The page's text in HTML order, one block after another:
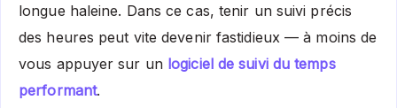
longue haleine. Dans ce cas, tenir un suivi précis
des heures peut vite devenir fastidieux — à moins de
vous appuyer sur un logiciel de suivi du temps
performant.